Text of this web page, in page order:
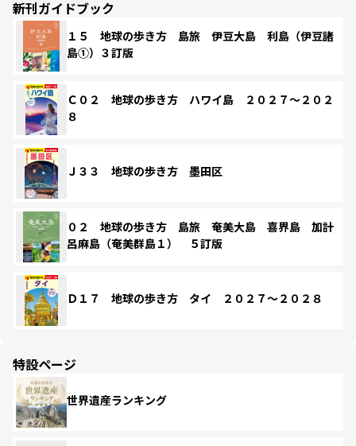
新刊ガイドブック
１５ 地球の歩き方 島旅 伊豆大島 利島（伊豆諸
島①）３訂版
Ｃ０２ 地球の歩き方 ハワイ島 ２０２７～２０２
８
Ｊ３３ 地球の歩き方 墨田区
０２ 地球の歩き方 島旅 奄美大島 喜界島 加計
呂麻島（奄美群島１） ５訂版
Ｄ１７ 地球の歩き方 タイ ２０２７～２０２８
特設ページ
世界遺産ランキング